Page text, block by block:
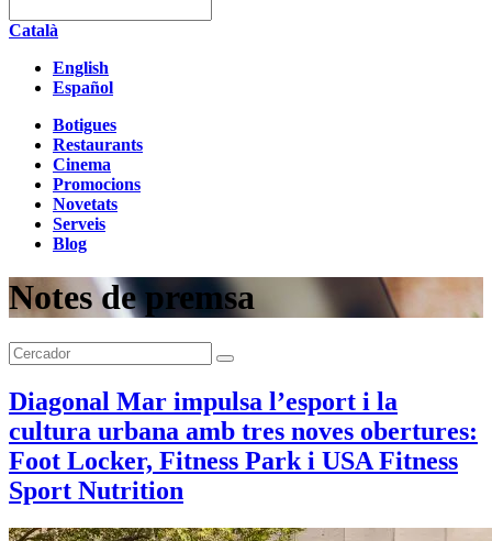
Català
English
Español
Botigues
Restaurants
Cinema
Promocions
Novetats
Serveis
Blog
Notes de premsa
Diagonal Mar impulsa l’esport i la
cultura urbana amb tres noves obertures:
Foot Locker, Fitness Park i USA Fitness
Sport Nutrition